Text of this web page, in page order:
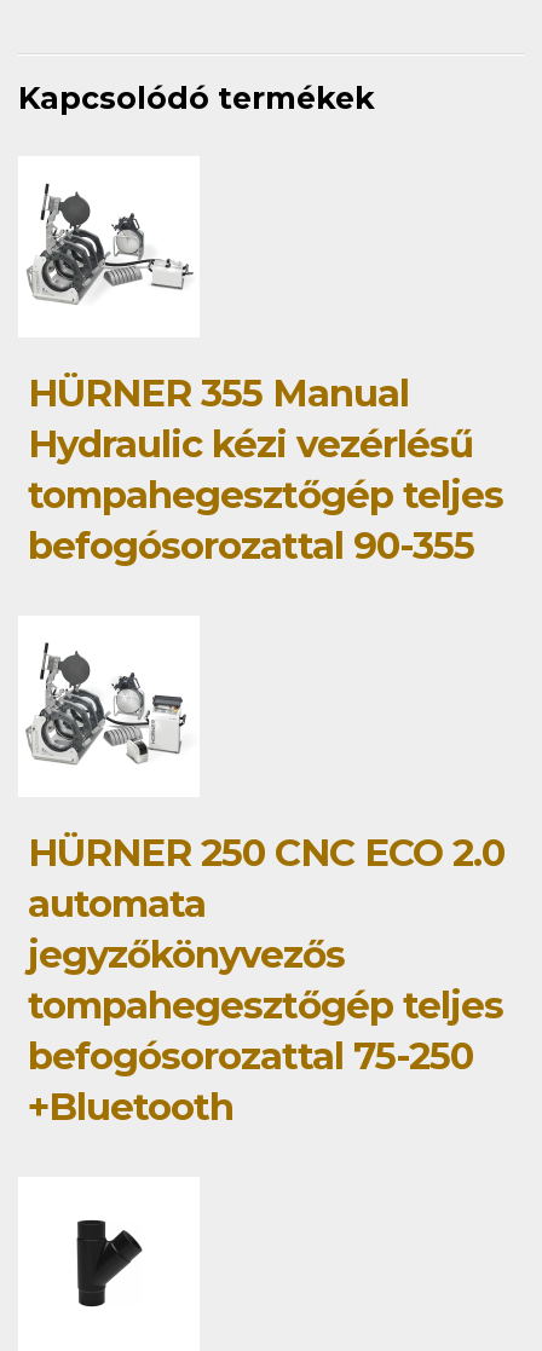
Kapcsolódó termékek
HÜRNER 355 Manual
Hydraulic kézi vezérlésű
tompahegesztőgép teljes
befogósorozattal 90-355
HÜRNER 250 CNC ECO 2.0
automata
jegyzőkönyvezős
tompahegesztőgép teljes
befogósorozattal 75-250
+Bluetooth